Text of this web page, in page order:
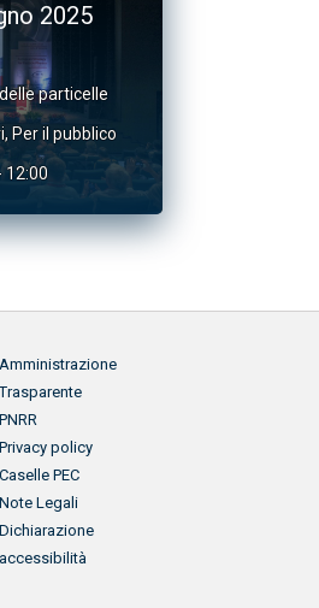
2025
particelle
, Per il pubblico
12:00
footer 3
Amministrazione
Trasparente
PNRR
Privacy policy
Caselle PEC
Note Legali
Dichiarazione
accessibilità